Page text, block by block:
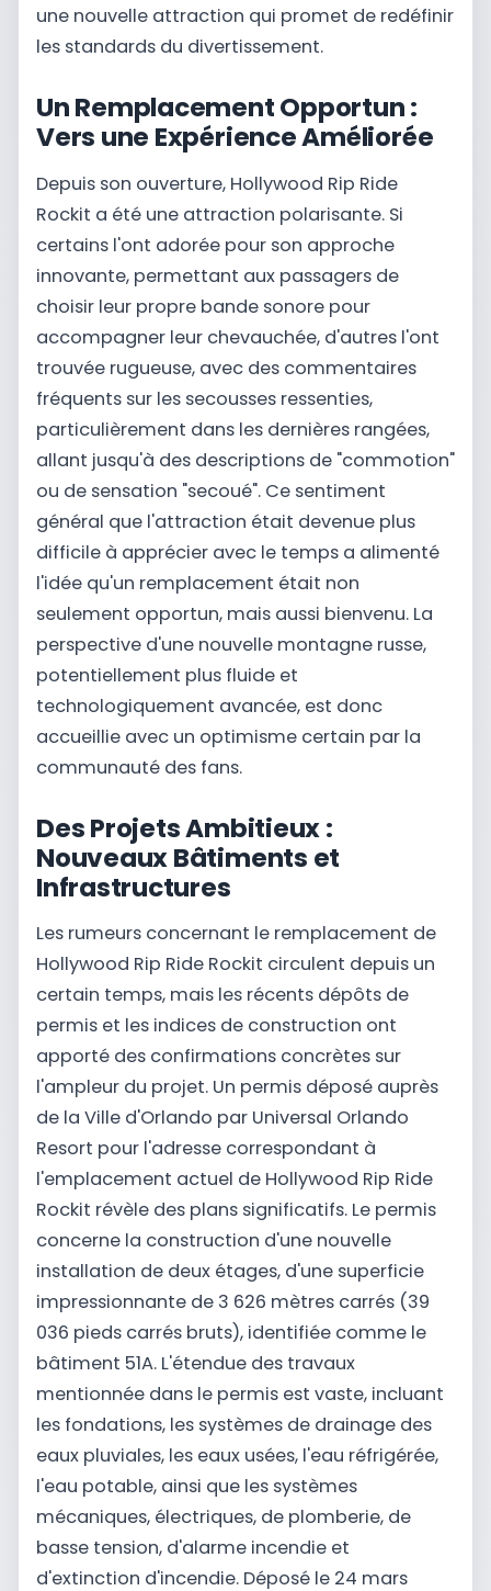
une nouvelle attraction qui promet de redéfinir
les standards du divertissement.
Un Remplacement Opportun :
Vers une Expérience Améliorée
Depuis son ouverture, Hollywood Rip Ride
Rockit a été une attraction polarisante. Si
certains l'ont adorée pour son approche
innovante, permettant aux passagers de
choisir leur propre bande sonore pour
accompagner leur chevauchée, d'autres l'ont
trouvée rugueuse, avec des commentaires
fréquents sur les secousses ressenties,
particulièrement dans les dernières rangées,
allant jusqu'à des descriptions de "commotion"
ou de sensation "secoué". Ce sentiment
général que l'attraction était devenue plus
difficile à apprécier avec le temps a alimenté
l'idée qu'un remplacement était non
seulement opportun, mais aussi bienvenu. La
perspective d'une nouvelle montagne russe,
potentiellement plus fluide et
technologiquement avancée, est donc
accueillie avec un optimisme certain par la
communauté des fans.
Des Projets Ambitieux :
Nouveaux Bâtiments et
Infrastructures
Les rumeurs concernant le remplacement de
Hollywood Rip Ride Rockit circulent depuis un
certain temps, mais les récents dépôts de
permis et les indices de construction ont
apporté des confirmations concrètes sur
l'ampleur du projet. Un permis déposé auprès
de la Ville d'Orlando par Universal Orlando
Resort pour l'adresse correspondant à
l'emplacement actuel de Hollywood Rip Ride
Rockit révèle des plans significatifs. Le permis
concerne la construction d'une nouvelle
installation de deux étages, d'une superficie
impressionnante de 3 626 mètres carrés (39
036 pieds carrés bruts), identifiée comme le
bâtiment 51A. L'étendue des travaux
mentionnée dans le permis est vaste, incluant
les fondations, les systèmes de drainage des
eaux pluviales, les eaux usées, l'eau réfrigérée,
l'eau potable, ainsi que les systèmes
mécaniques, électriques, de plomberie, de
basse tension, d'alarme incendie et
d'extinction d'incendie. Déposé le 24 mars